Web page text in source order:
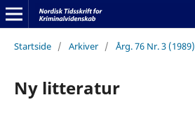
Startside / Arkiver / Årg. 76 Nr. 3 (1989)
Ny litteratur